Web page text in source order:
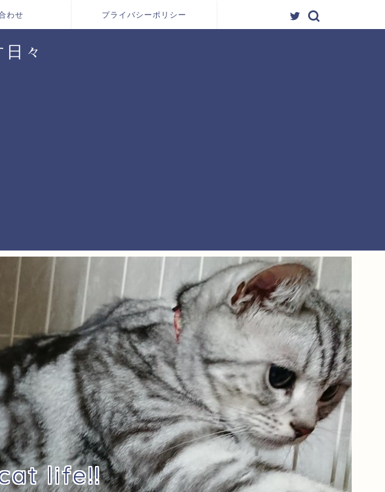
わせ プライバシーポリシー
々
life!!